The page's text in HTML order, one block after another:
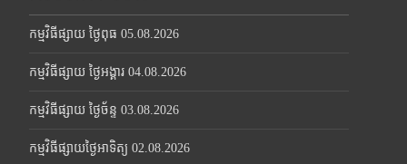
កម្មវិធីផ្សាយ ថ្ងៃពុធ 05.08.2026
កម្មវិធីផ្សាយ ថ្ងៃអង្គារ 04.08.2026
កម្មវិធីផ្សាយ ថ្ងៃច័ន្ទ 03.08.2026
កម្មវិធីផ្សាយថ្ងៃអាទិត្យ 02.08.2026